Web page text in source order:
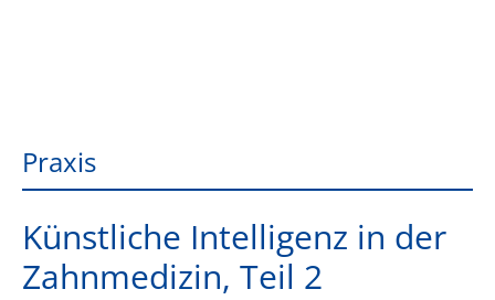
Praxis
Künstliche Intelligenz in der
Zahnmedizin, Teil 2